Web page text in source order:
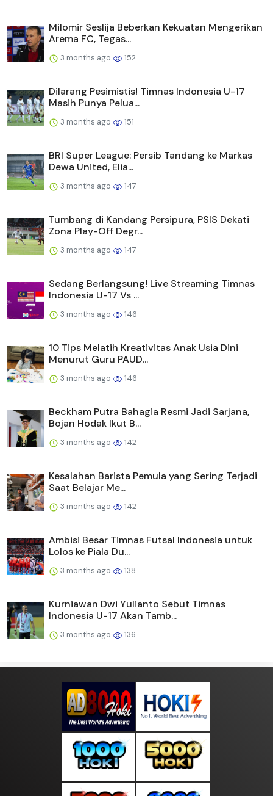
Milomir Seslija Beberkan Kekuatan Mengerikan
Arema FC, Tegas...
3 months ago 152
Dilarang Pesimistis! Timnas Indonesia U-17
Masih Punya Pelua...
3 months ago 151
BRI Super League: Persib Tandang ke Markas
Dewa United, Elia...
3 months ago 147
Tumbang di Kandang Persipura, PSIS Dekati
Zona Play-Off Degr...
3 months ago 147
Sedang Berlangsung! Live Streaming Timnas
Indonesia U-17 Vs ...
3 months ago 146
10 Tips Melatih Kreativitas Anak Usia Dini
Menurut Guru PAUD...
3 months ago 146
Beckham Putra Bahagia Resmi Jadi Sarjana,
Bojan Hodak Ikut B...
3 months ago 142
Kesalahan Barista Pemula yang Sering Terjadi
Saat Belajar Me...
3 months ago 142
Ambisi Besar Timnas Futsal Indonesia untuk
Lolos ke Piala Du...
3 months ago 138
Kurniawan Dwi Yulianto Sebut Timnas
Indonesia U-17 Akan Tamb...
3 months ago 136